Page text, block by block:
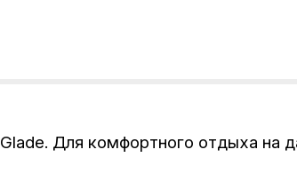
Для комфортного отдыха на